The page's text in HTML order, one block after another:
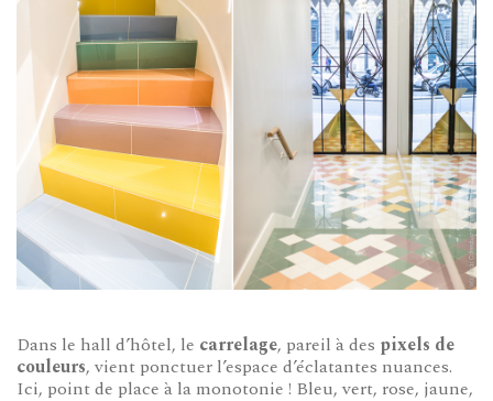
Dans le hall d’hôtel, le carrelage, pareil à des pixels de
couleurs, vient ponctuer l’espace d’éclatantes nuances.
Ici, point de place à la monotonie ! Bleu, vert, rose, jaune,